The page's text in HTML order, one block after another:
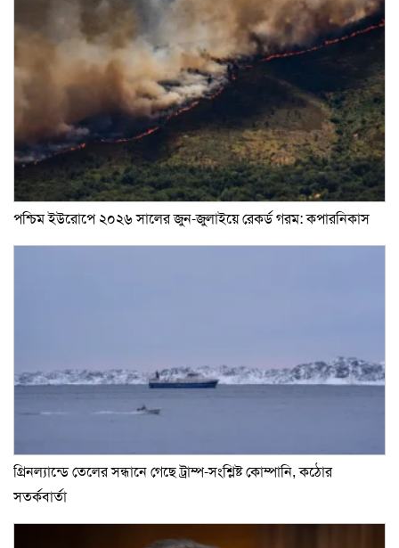
পশ্চিম ইউরোপে ২০২৬ সালের জুন-জুলাইয়ে রেকর্ড গরম: কপারনিকাস
গ্রিনল্যান্ডে তেলের সন্ধানে গেছে ট্রাম্প-সংশ্লিষ্ট কোম্পানি, কঠোর
সতর্কবার্তা